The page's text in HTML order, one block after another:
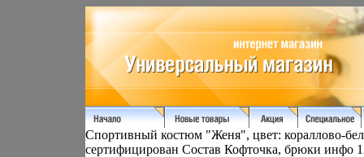
Спортивный костюм "Женя", цвет: кораллово-
сертифицирован Состав Кофточка, брюки инфо